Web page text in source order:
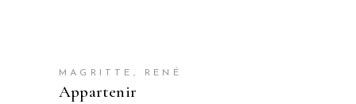
MAGRITTE, RENÉ
appartenir